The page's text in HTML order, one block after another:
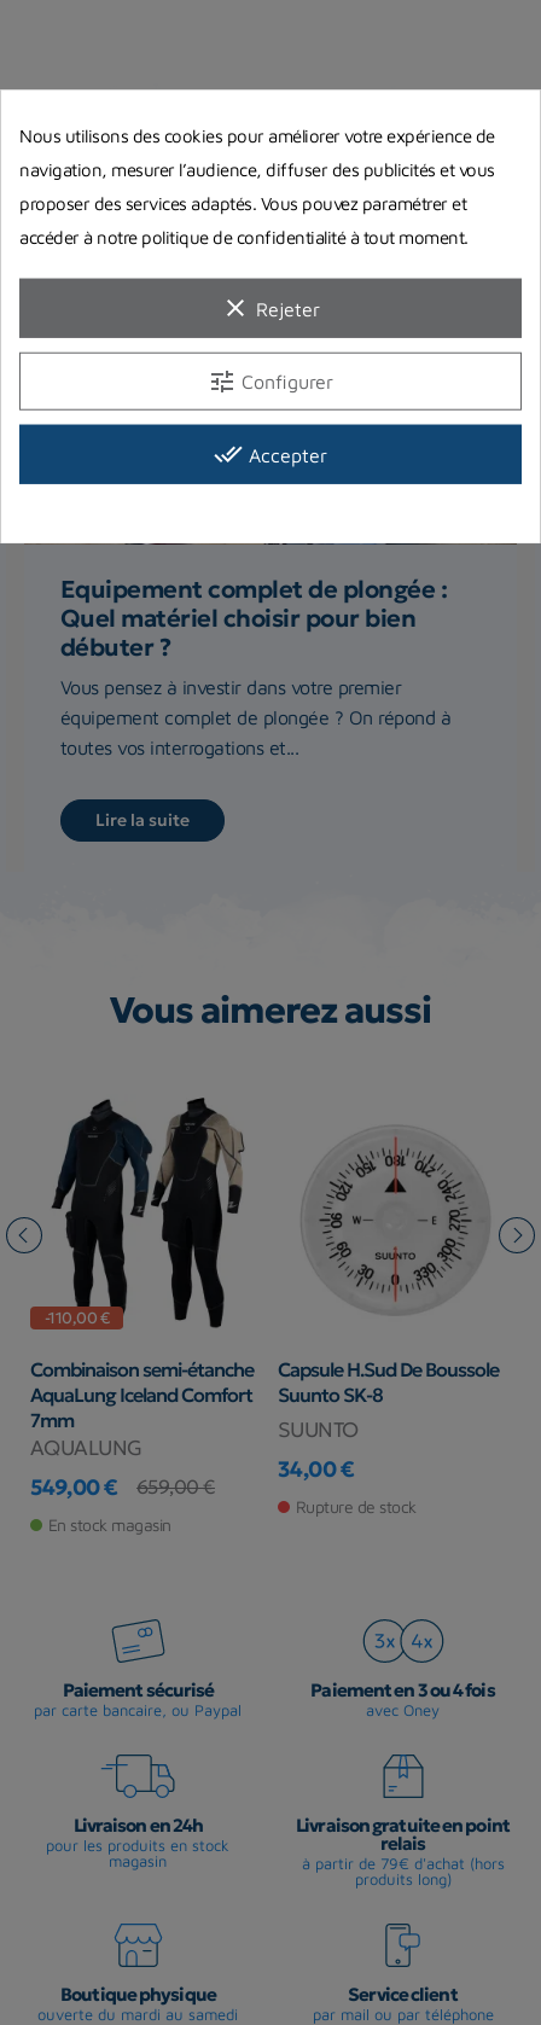
Guides d'achat
Equipement complet de plongée :
Quel matériel choisir pour bien
débuter ?
Vous pensez à investir dans votre premier
équipement complet de plongée ? On répond à
toutes vos interrogations et...
Lire la suite
Vous aimerez aussi
-110,00 €
Combinaison semi-étanche
AquaLung Iceland Comfort
7mm
AQUALUNG
Prix
549,00 €
Prix de base
659,00 €
En stock magasin
Capsule H.Sud De Boussole
Suunto SK-8
SUUNTO
Prix
34,00 €
Rupture de stock
Paiement sécurisé
par carte bancaire, ou Paypal
Paiement en 3 ou 4 fois
avec Oney
Livraison en 24h
pour les produits en stock
magasin
Livraison gratuite en point
relais
à partir de 79€ d'achat (hors
produits long)
Boutique physique
ouverte du mardi au samedi
Service client
par mail ou par téléphone
Nous utilisons des cookies pour améliorer votre expérience de
navigation, mesurer l’audience, diffuser des publicités et vous
proposer des services adaptés. Vous pouvez paramétrer et
accéder à notre politique de confidentialité à tout moment.
clear Rejeter
tune Configurer
done_all Accepter